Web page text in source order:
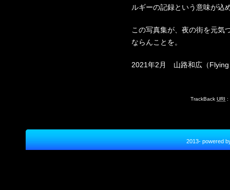
ルギーの記録という意味が込
この写真集が、夜の街を元気
ならんことを。
2021年2月 山路和広（Flying
TrackBack URI :
2013- powered